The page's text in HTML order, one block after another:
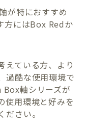
が特におすすめ
方にはBox Redか
えている方、より
過酷な使用環境で
軸シリーズが
使用環境と好みを
さい。